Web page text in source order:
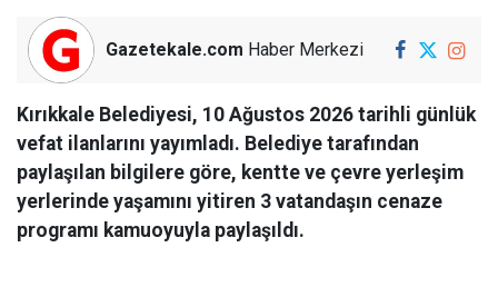
Gazetekale.com Haber Merkezi
Kırıkkale Belediyesi, 10 Ağustos 2026 tarihli günlük
vefat ilanlarını yayımladı. Belediye tarafından
paylaşılan bilgilere göre, kentte ve çevre yerleşim
yerlerinde yaşamını yitiren 3 vatandaşın cenaze
programı kamuoyuyla paylaşıldı.